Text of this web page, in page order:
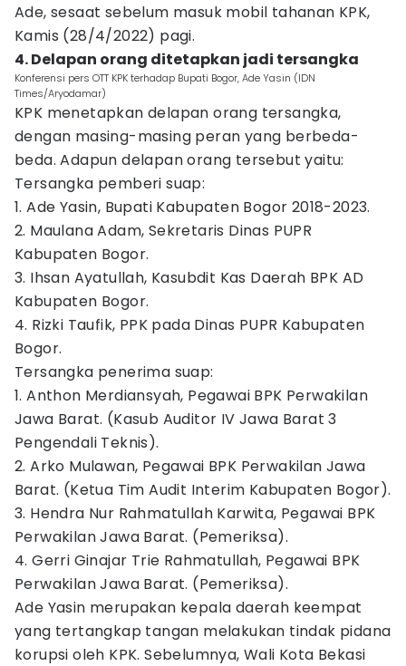
Ade, sesaat sebelum masuk mobil tahanan KPK,
Kamis (28/4/2022) pagi.
4. Delapan orang ditetapkan jadi tersangka
Konferensi pers OTT KPK terhadap Bupati Bogor, Ade Yasin (IDN
Times/Aryodamar)
KPK menetapkan delapan orang tersangka,
dengan masing-masing peran yang berbeda-
beda. Adapun delapan orang tersebut yaitu:
Tersangka pemberi suap:
1. Ade Yasin, Bupati Kabupaten Bogor 2018-2023.
2. Maulana Adam, Sekretaris Dinas PUPR
Kabupaten Bogor.
3. Ihsan Ayatullah, Kasubdit Kas Daerah BPK AD
Kabupaten Bogor.
4. Rizki Taufik, PPK pada Dinas PUPR Kabupaten
Bogor.
Tersangka penerima suap:
1. Anthon Merdiansyah, Pegawai BPK Perwakilan
Jawa Barat. (Kasub Auditor IV Jawa Barat 3
Pengendali Teknis).
2. Arko Mulawan, Pegawai BPK Perwakilan Jawa
Barat. (Ketua Tim Audit Interim Kabupaten Bogor).
3. Hendra Nur Rahmatullah Karwita, Pegawai BPK
Perwakilan Jawa Barat. (Pemeriksa).
4. Gerri Ginajar Trie Rahmatullah, Pegawai BPK
Perwakilan Jawa Barat. (Pemeriksa).
Ade Yasin merupakan kepala daerah keempat
yang tertangkap tangan melakukan tindak pidana
korupsi oleh KPK. Sebelumnya, Wali Kota Bekasi